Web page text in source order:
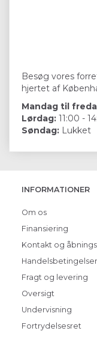
Besøg vores
hjertet af
Mandag til
Lørdag: 11:00 -
Søndag: Lukket
INFORMATIONER
Om os
Finansiering
Kontakt og
Handelsbetingelser
Fragt og levering
Oversigt
Undervisning
Fortrydelsesret